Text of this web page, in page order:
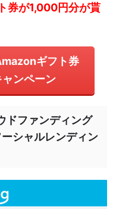
券が1,000円分が貰
ギフト券
ンペーン
ドファンディング
シャルレンディン